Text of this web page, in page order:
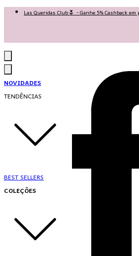
Las Queridas Club🌷 - Ganhe 5% Cashback
NOVIDADES
TENDÊNCIAS
BEST SELLERS
COLEÇÕES